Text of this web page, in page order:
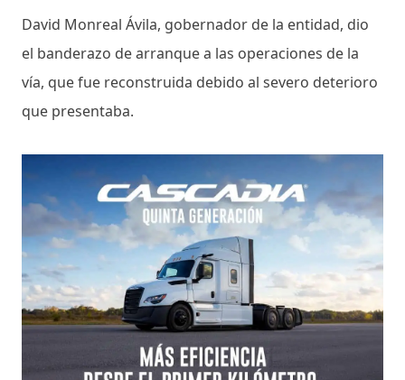
David Monreal Ávila, gobernador de la entidad, dio
el banderazo de arranque a las operaciones de la
vía, que fue reconstruida debido al severo deterioro
que presentaba.